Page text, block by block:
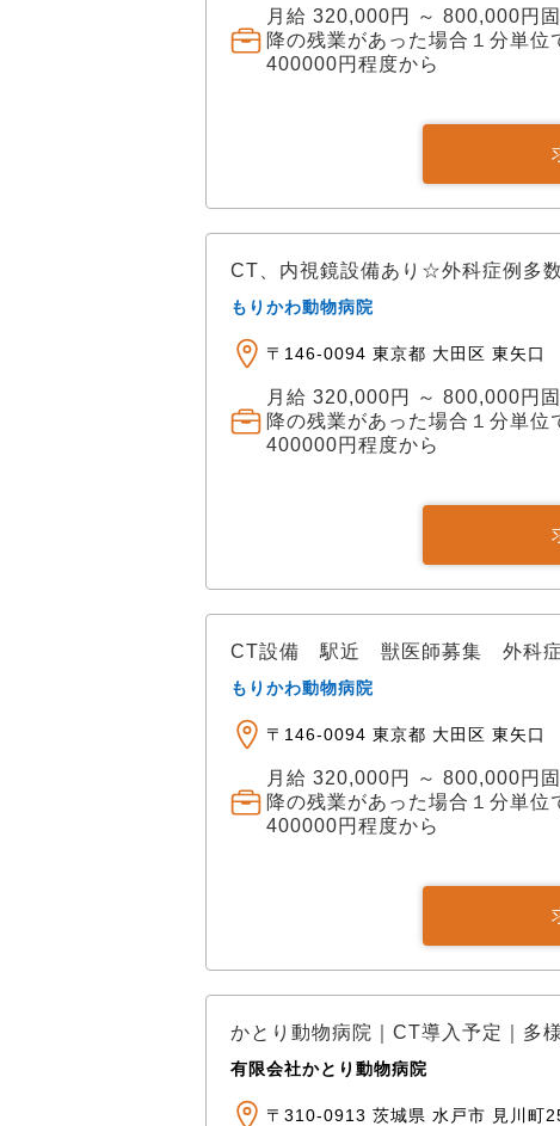
相談です。 自己研修費補助制度もあり、学会参加や勉強会など自主的なスキルアップ
もバックアップしています。
月給 320,000円 ～ 800,000円
降の残業があった場合１分単
400000円程度から
CT、内視鏡設備あり☆外科症例多
もりかわ動物病院
〒146-0094 東京都 大田区 東矢口
月給 320,000円 ～ 800,000円
降の残業があった場合１分単
400000円程度から
CT設備 駅近 獣医師募集 外科症
もりかわ動物病院
〒146-0094 東京都 大田区 東矢口
月給 320,000円 ～ 800,000円
降の残業があった場合１分単
400000円程度から
かとり動物病院｜CT導入予定｜多
有限会社かとり動物病院
〒310-0913 茨城県 水戸市 見川町